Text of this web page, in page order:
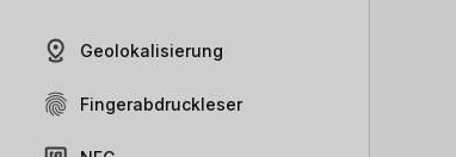
Geolokalisierung
Fingerabdruckleser